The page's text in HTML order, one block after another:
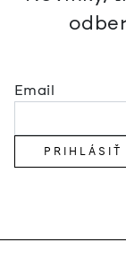
Email
PRIHLÁSIŤ